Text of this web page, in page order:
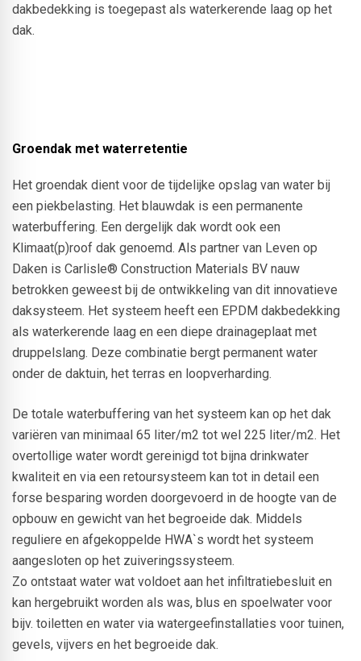
dakbedekking is toegepast als waterkerende laag op het
dak.
Groendak met waterretentie
Het groendak dient voor de tijdelijke opslag van water bij
een piekbelasting. Het blauwdak is een permanente
waterbuffering. Een dergelijk dak wordt ook een
Klimaat(p)roof dak genoemd. Als partner van Leven op
Daken is Carlisle® Construction Materials BV nauw
betrokken geweest bij de ontwikkeling van dit innovatieve
daksysteem. Het systeem heeft een EPDM dakbedekking
als waterkerende laag en een diepe drainageplaat met
druppelslang. Deze combinatie bergt permanent water
onder de daktuin, het terras en loopverharding.
De totale waterbuffering van het systeem kan op het dak
variëren van minimaal 65 liter/m2 tot wel 225 liter/m2. Het
overtollige water wordt gereinigd tot bijna drinkwater
kwaliteit en via een retoursysteem kan tot in detail een
forse besparing worden doorgevoerd in de hoogte van de
opbouw en gewicht van het begroeide dak. Middels
reguliere en afgekoppelde HWA`s wordt het systeem
aangesloten op het zuiveringssysteem.
Zo ontstaat water wat voldoet aan het infiltratiebesluit en
kan hergebruikt worden als was, blus en spoelwater voor
bijv. toiletten en water via watergeefinstallaties voor tuinen,
gevels, vijvers en het begroeide dak.